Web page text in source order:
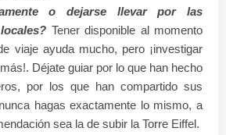
o dejarse llevar por las
Tener disponible al momento
viaje ayuda mucho, pero ¡investigar
Déjate guiar por lo que han hecho
por los que han compartido sus
hagas exactamente lo mismo, a
sea la de subir la Torre Eiffel.